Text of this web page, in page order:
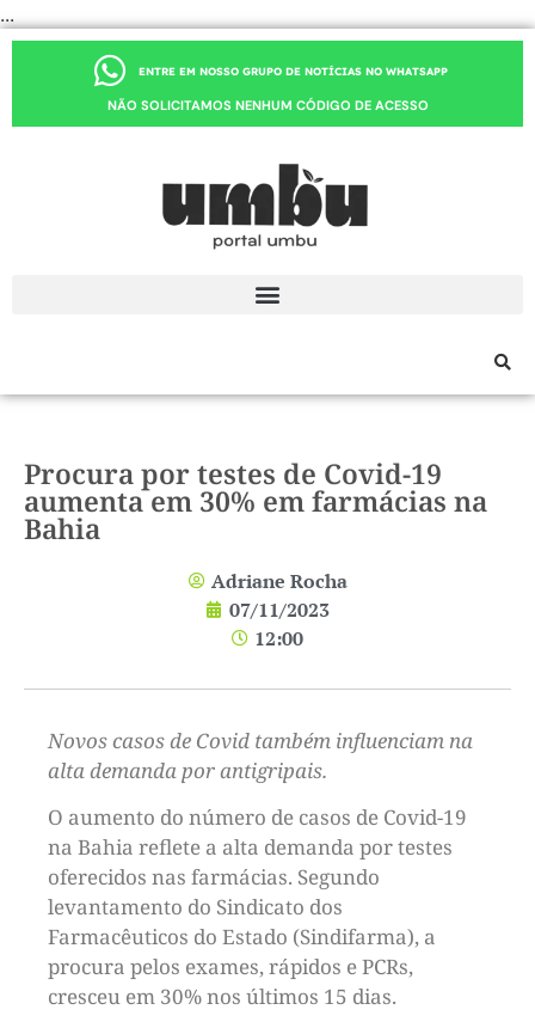
...
ENTRE EM NOSSO GRUPO DE NOTÍCIAS NO WHATSAPP
NÃO SOLICITAMOS NENHUM CÓDIGO DE ACESSO
Procura por testes de Covid-19
aumenta em 30% em farmácias na
Bahia
Adriane Rocha
07/11/2023
12:00
Novos casos de Covid também influenciam na
alta demanda por antigripais.
O aumento do número de casos de Covid-19
na Bahia reflete a alta demanda por testes
oferecidos nas farmácias. Segundo
levantamento do Sindicato dos
Farmacêuticos do Estado (Sindifarma), a
procura pelos exames, rápidos e PCRs,
cresceu em 30% nos últimos 15 dias.